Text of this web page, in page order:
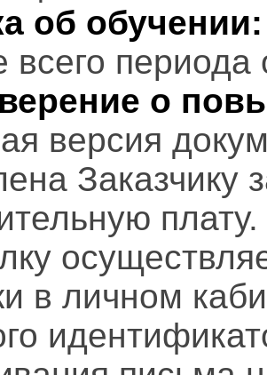
об обучении:
всего периода
о
версия
Заказчику
в личном